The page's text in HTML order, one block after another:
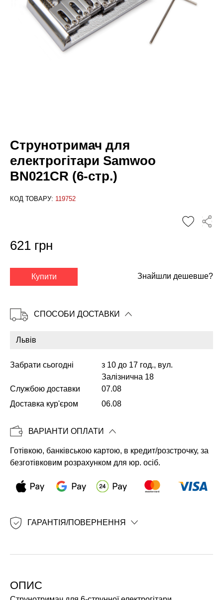
Струнотримач для
електрогітари Samwoo
BN021CR (6-стр.)
КОД ТОВАРУ: 119752
Копіювати
621 грн
Купити Знайшли дешевше?
СПОСОБИ ДОСТАВКИ
Забрати сьогодні
з 10 до 17 год., вул.
Залізнична 18
Службою доставки
07.08
Доставка кур'єром
06.08
ВАРІАНТИ ОПЛАТИ
Готівкою, банківською картою, в кредит/розстрочку, за
безготівковим розрахунком для юр. осіб.
ГАРАНТІЯ/ПОВЕРНЕННЯ
ОПИС